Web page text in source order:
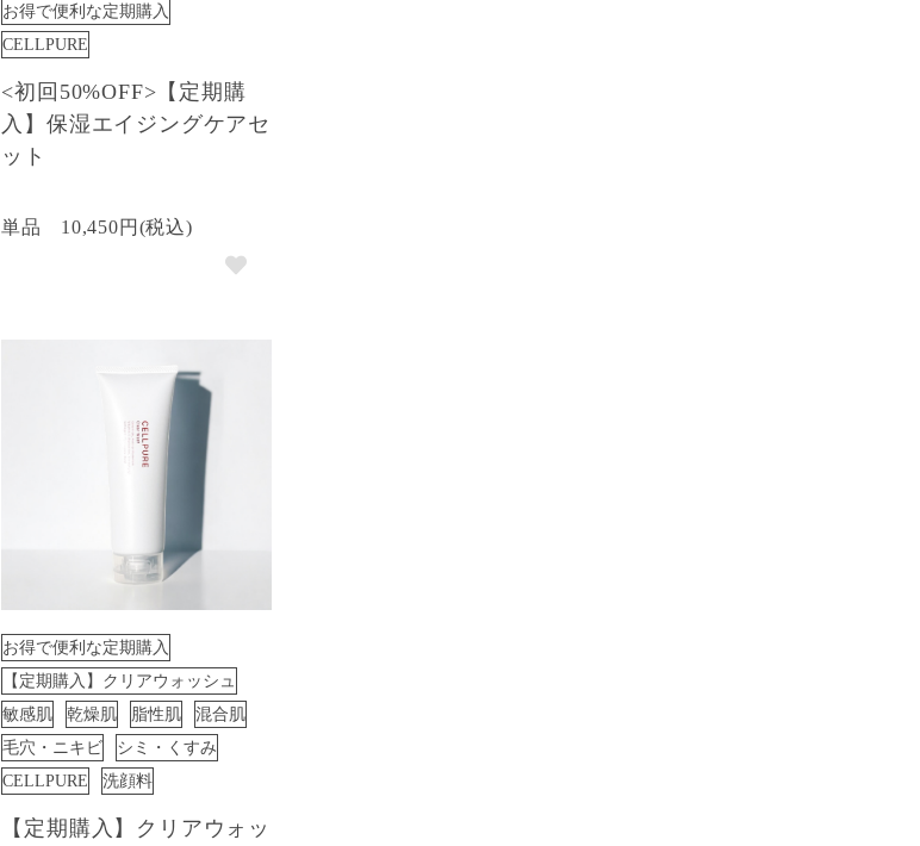
お得で便利な定期購入
CELLPURE
<初回50%OFF>【定期購
入】保湿エイジングケアセ
ット
単品 10,450円(税込)
お得で便利な定期購入
【定期購入】クリアウォッシュ
敏感肌
乾燥肌 脂性肌
混合肌
毛穴・ニキビ
シミ・くすみ
CELLPURE
洗顔料
【定期購入】クリアウォッ